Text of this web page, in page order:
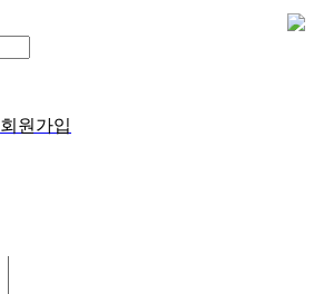
회원가입